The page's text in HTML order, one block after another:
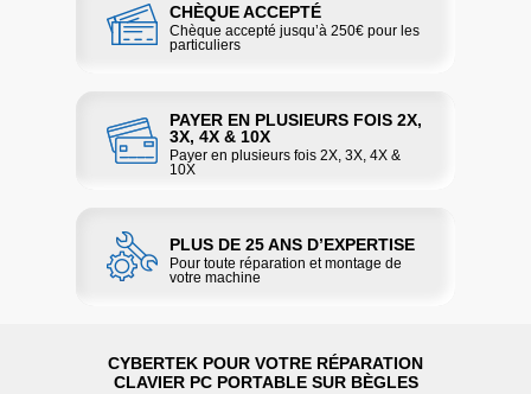
CHÈQUE ACCEPTÉ
Chèque accepté jusqu’à 250€ pour les
particuliers
PAYER EN PLUSIEURS FOIS 2X,
3X, 4X & 10X
Payer en plusieurs fois 2X, 3X, 4X &
10X
PLUS DE 25 ANS D’EXPERTISE
Pour toute réparation et montage de
votre machine
CYBERTEK POUR VOTRE RÉPARATION
CLAVIER PC PORTABLE SUR BÈGLES